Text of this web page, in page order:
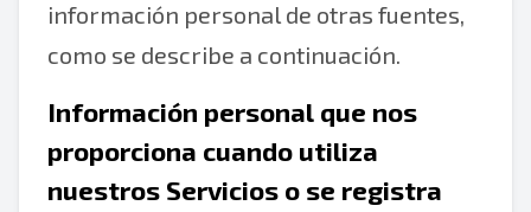
información personal de otras fuentes,
como se describe a continuación.
Información personal que nos
proporciona cuando utiliza
nuestros Servicios o se registra